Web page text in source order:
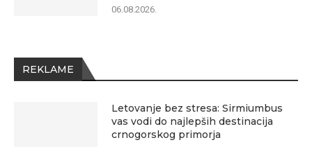
06.08.2026.
REKLAME
Letovanje bez stresa: Sirmiumbus
vas vodi do najlepših destinacija
crnogorskog primorja